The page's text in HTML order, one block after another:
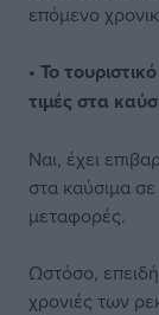
επόμενο
• Το
τιμές στα
Ναι, έχει
στα καύσιμα
μεταφορές.
Ωστόσο,
χρονιές των